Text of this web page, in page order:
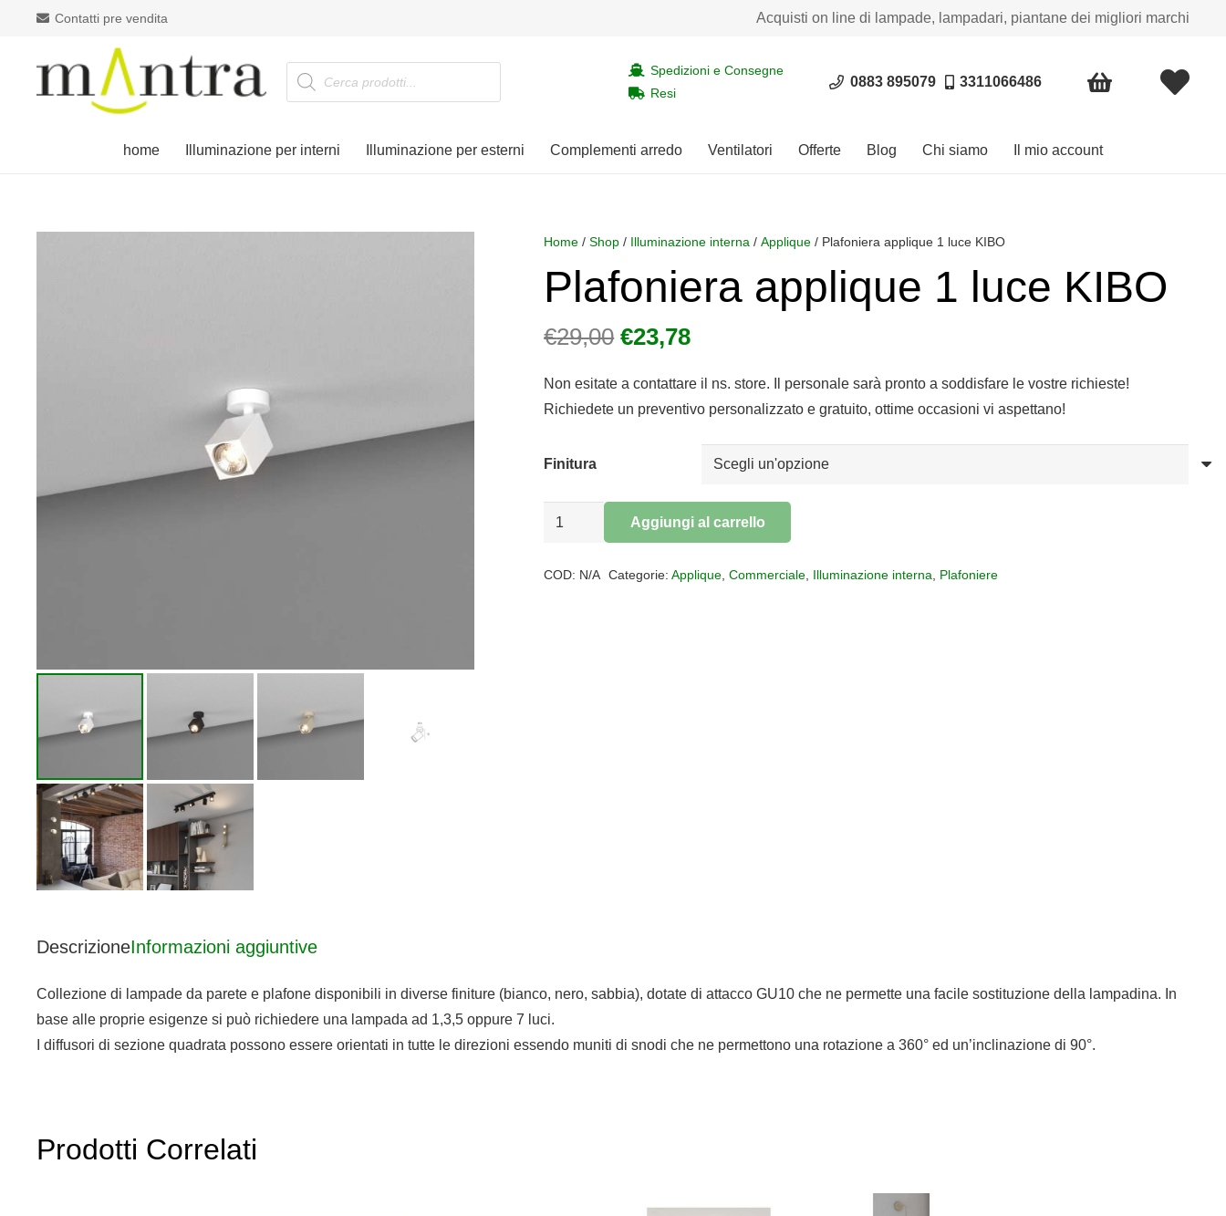
Contatti pre vendita Acquisti on line di lampade, lampadari, piantane dei migliori marchi
Products
search
Spedizioni e Consegne
Resi
0883 895079 3311066486
home Illuminazione per interni Illuminazione per esterni Complementi arredo Ventilatori Offerte Blog Chi siamo Il mio account
Home /Shop / Illuminazione interna /Applique / Plafoniera applique 1 luce KIBO
Plafoniera applique 1 luce KIBO
€29,00 Il
originale
era:
€23,78Il
attuale
è:
Non esitate a contattare il ns. store. Il personale sarà pronto a soddisfare le vostre richieste!
Richiedete un preventivo personalizzato e gratuito, ottime occasioni vi aspettano!
Finitura
Plafoniera
Aggiungi al carrello
COD: N/A Categorie: Applique, Commerciale, Illuminazione interna Plafoniere
DescrizioneInformazioni aggiuntive
Collezione di lampade da parete e plafone disponibili in diverse finiture (bianco, nero, sabbia), dotate di attacco GU10 che ne permette una facile sostituzione della lampadina. In
base alle proprie esigenze si può richiedere una lampada ad 1,3,5 oppure 7 luci.
I diffusori di sezione quadrata possono essere orientati in tutte le direzioni essendo muniti di snodi che ne permettono una rotazione a 360° ed un’inclinazione di 90°.
Prodotti Correlati